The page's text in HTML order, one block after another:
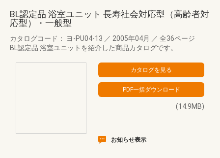
BL認定品 浴室ユニット 長寿社会対応型（高齢者対
応型）・一般型
カタログコード： ヨ-PU04-13 ／ 2005年04月 ／ 全36ページ
BL認定品 浴室ユニットを紹介した商品カタログです。
(14.9MB)
お知らせ表示